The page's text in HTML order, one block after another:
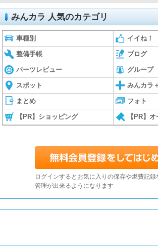
みんカラ 人気のカテゴリ
車種別 イイね！
整備手帳 ブログ
パーツレビュー グループ
スポット みんカラ
まとめ フォト
【PR】ショッピング 【PR】
ログインするとお気に入りの保存や燃費記録
管理が出来るようになります